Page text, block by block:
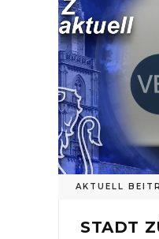
AKTUELL
STADT